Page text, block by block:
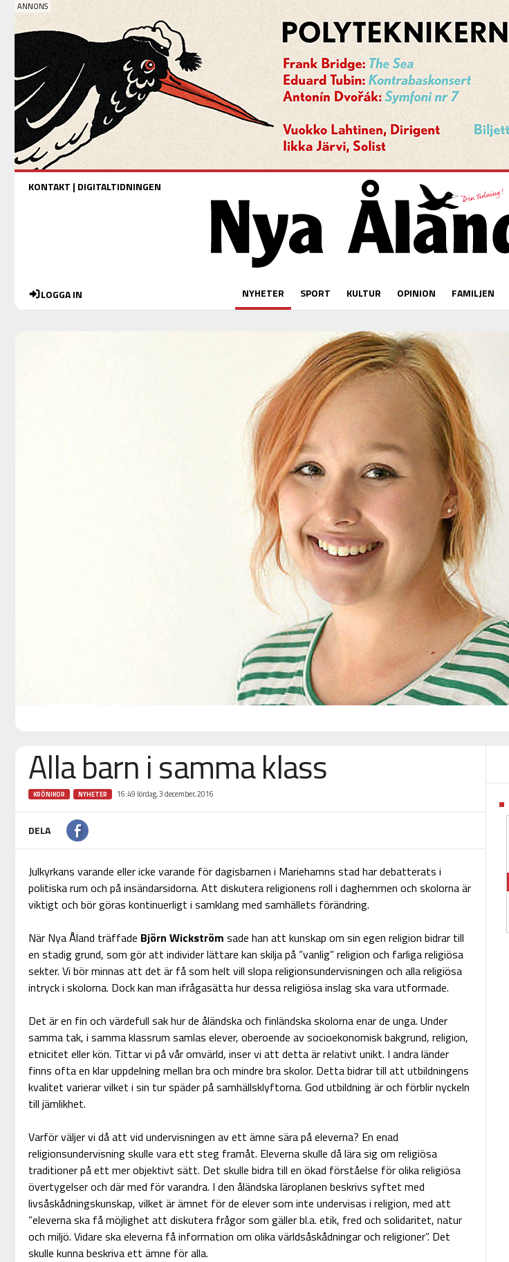
KONTAKT | DIGITALTIDNINGEN
LOGGA IN NYHETER SPORT KULTUR OPINION FAMILJEN
Alla barn i samma klass
KRÖNIKOR NYHETER 16:49 lördag, 3 december, 2016
DELA
Julkyrkans varande eller icke varande för dagisbarnen i Mariehamns stad har debatterats i
politiska rum och på insändarsidorna. Att diskutera religionens roll i daghemmen och skolorna är
viktigt och bör göras kontinuerligt i samklang med samhällets förändring.
När Nya Åland träffade Björn Wickström sade han att kunskap om sin egen religion bidrar till
en stadig grund, som gör att individer lättare kan skilja på ”vanlig” religion och farliga religiösa
sekter. Vi bör minnas att det är få som helt vill slopa religionsundervisningen och alla religiösa
intryck i skolorna. Dock kan man ifrågasätta hur dessa religiösa inslag ska vara utformade.
Det är en fin och värdefull sak hur de åländska och finländska skolorna enar de unga. Under
samma tak, i samma klassrum samlas elever, oberoende av socioekonomisk bakgrund, religion,
etnicitet eller kön. Tittar vi på vår omvärld, inser vi att detta är relativt unikt. I andra länder
finns ofta en klar uppdelning mellan bra och mindre bra skolor. Detta bidrar till att utbildningens
kvalitet varierar vilket i sin tur späder på samhällsklyftorna. God utbildning är och förblir nyckeln
till jämlikhet.
Varför väljer vi då att vid undervisningen av ett ämne sära på eleverna? En enad
religionsundervisning skulle vara ett steg framåt. Eleverna skulle då lära sig om religiösa
traditioner på ett mer objektivt sätt. Det skulle bidra till en ökad förståelse för olika religiösa
övertygelser och där med för varandra. I den åländska läroplanen beskrivs syftet med
livsåskådningskunskap, vilket är ämnet för de elever som inte undervisas i religion, med att
”eleverna ska få möjlighet att diskutera frågor som gäller bl.a. etik, fred och solidaritet, natur
och miljö. Vidare ska eleverna få information om olika världsåskådningar och religioner”. Det
skulle kunna beskriva ett ämne för alla.